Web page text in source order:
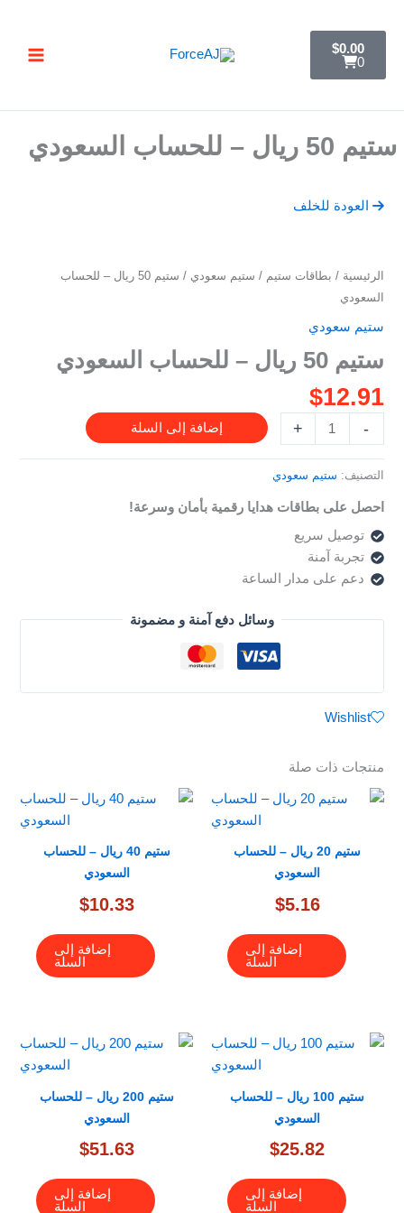
إلى
المحتوى
$0.00
0
a
r
t
ستيم 50 ريال – للحساب السعودي
العودة للخلف
الرئيسية / بطاقات ستيم / ستيم سعودي
/ ستيم 50 ريال – للحساب
السعودي
ستيم سعودي
ستيم 50 ريال – للحساب السعودي
$12.91
-
كمية
ستيم
–
السعودي
+ إضافة إلى السلة
التصنيف: ستيم سعودي
احصل على بطاقات هدايا رقمية بأمان وسرعة!
توصيل سريع
تجربة آمنة
دعم على مدار الساعة
وسائل دفع آمنة و مضمونة
Wishlist
منتجات ذات صلة
ستيم 20 ريال – للحساب
السعودي
$5.16
إضافة إلى
السلة
ستيم 40 ريال – للحساب
السعودي
$10.33
إضافة إلى
السلة
ستيم 100 ريال – للحساب
السعودي
$25.82
إضافة إلى
السلة
ستيم 200 ريال – للحساب
السعودي
$51.63
إضافة إلى
السلة
جرب ForceAJ الآن 🚀